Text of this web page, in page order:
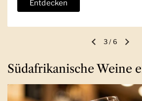
Entdecken
Vorherige Folie
3/6
Südafrikanische Weine